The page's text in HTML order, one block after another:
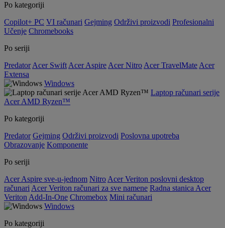
Po kategoriji
Copilot+ PC VI računari Gejming Održivi proizvodi Profesionalni
Učenje Chromebooks
Po seriji
Predator Acer Swift Acer Aspire Acer Nitro Acer TravelMate Acer
Extensa
Windows
Laptop računari serije
Acer AMD Ryzen™
Po kategoriji
Predator Gejming Održivi proizvodi Poslovna upotreba
Obrazovanje Komponente
Po seriji
Acer Aspire sve-u-jednom Nitro Acer Veriton poslovni desktop
računari Acer Veriton računari za sve namene Radna stanica Acer
Veriton Add-In-One Chromebox Mini računari
Windows
Po kategoriji